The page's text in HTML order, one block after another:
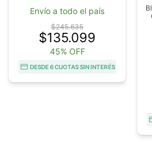
Envío a todo el país
$245.635
$135.099
45% OFF
DESDE 6 CUOTAS SIN INTERÉS